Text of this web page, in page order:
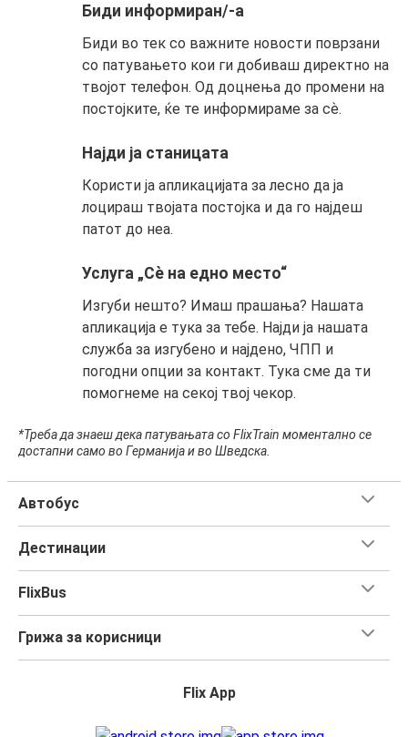
Биди информиран/-а
Биди во тек со важните новости поврзани
со патувањето кои ги добиваш директно на
твојот телефон. Од доцнења до промени на
постојките, ќе те информираме за сѐ.
Најди ја станицата
Користи ја апликацијата за лесно да ја
лоцираш твојата постојка и да го најдеш
патот до неа.
Услуга „Сѐ на едно место“
Изгуби нешто? Имаш прашања? Нашата
апликација е тука за тебе. Најди ја нашата
служба за изгубено и најдено, ЧПП и
погодни опции за контакт. Тука сме да ти
помогнеме на секој твој чекор.
*Треба да знаеш дека патувањата со FlixTrain моментално се
достапни само во Германија и во Шведска.
Автобус
Дестинации
FlixBus
Грижа за корисници
Flix App